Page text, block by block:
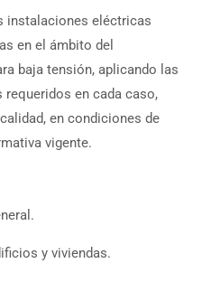
instalaciones eléctricas
en el ámbito del
baja tensión, aplicando las
en cada caso,
en condiciones de
vigente.
y viviendas.